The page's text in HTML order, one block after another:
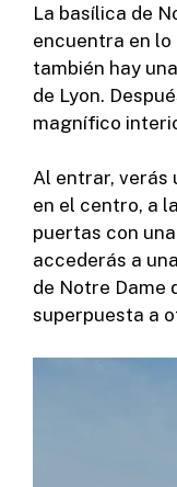
La basílica de
encuentra en lo
también hay
de Lyon.
magnífico
Al entrar, verás
en el centro, a
puertas con
accederás a
de Notre Dame
superpuesta a